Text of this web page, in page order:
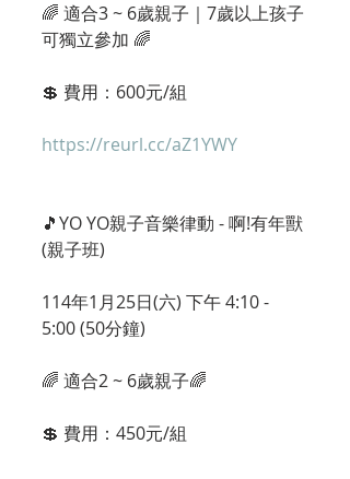
🌈 適合3 ~ 6歲親子｜7歲以上孩子
可獨立參加 🌈
💲 費用：600元/組
https://reurl.cc/aZ1YWY
🎵YO YO親子音樂律動 - 啊!有年獸
(親子班)
114年1月25日(六) 下午 4:10 -
5:00 (50分鐘)
🌈 適合2 ~ 6歲親子🌈
💲 費用：450元/組